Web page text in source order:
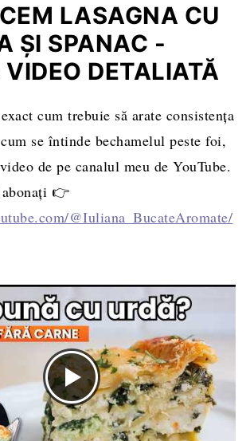
LASAGNA CU
ȘI SPANAC -
VIDEO DETALIATĂ
cum trebuie să arate consistența
se întinde bechamelul peste foi,
de pe canalul meu de YouTube.
👉
@Iuliana_BucateAromate/